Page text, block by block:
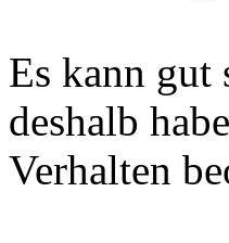
Es kann gut
deshalb
Verhalten